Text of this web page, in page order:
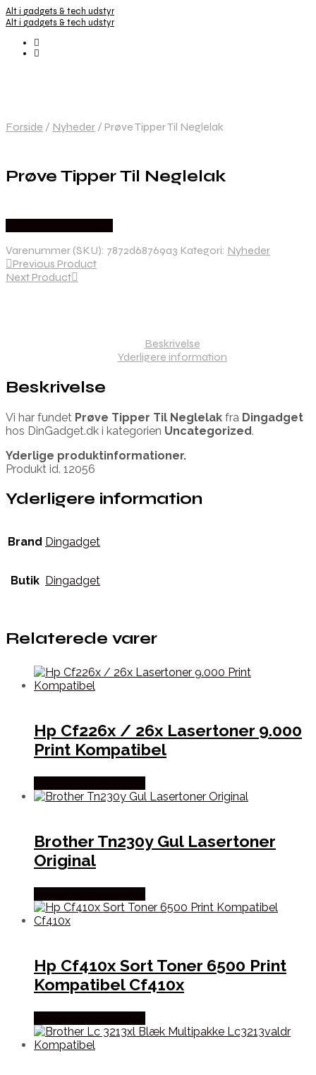
Alt i gadgets & tech udstyr
Alt i gadgets & tech udstyr
Forside / Nyheder / Prøve Tipper Til Neglelak
Prøve Tipper Til Neglelak
Varenummer (SKU): 7872d68769a3 Kategori: Nyheder
Previous Product
Next Product
Beskrivelse
Yderligere information
Beskrivelse
Vi har fundet Prøve Tipper Til Neglelak fra Dingadget
hos DinGadget.dk i kategorien Uncategorized.
Yderlige produktinformationer.
Produkt id. 12056
Yderligere information
Brand Dingadget
Butik Dingadget
Relaterede varer
Hp Cf226x / 26x Lasertoner 9.000
Print Kompatibel
Brother Tn230y Gul Lasertoner
Original
Hp Cf410x Sort Toner 6500 Print
Kompatibel Cf410x